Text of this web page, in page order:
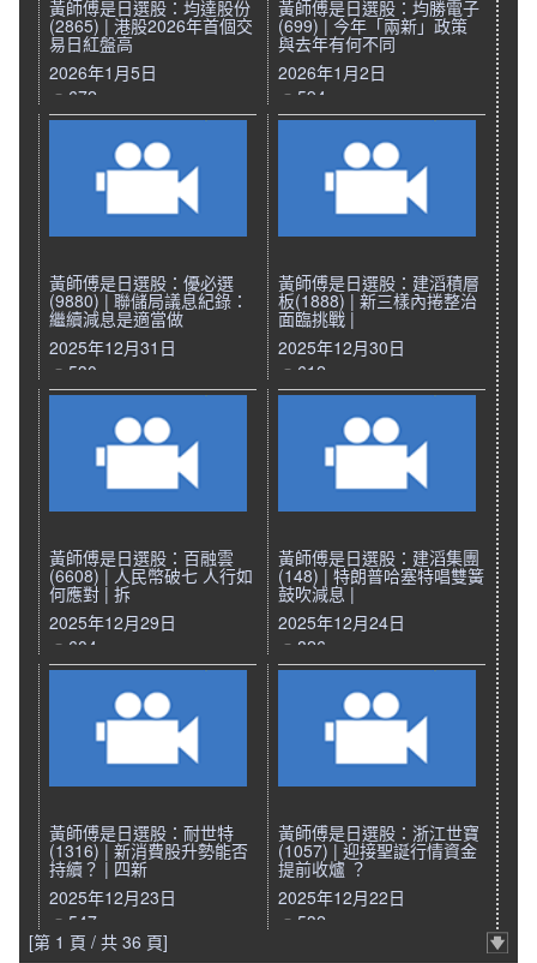
黃師傅是日選股：均達股份
(2865) | 港股2026年首個交
易日紅盤高
2026年1月5日
672
黃師傅是日選股：均勝電子
(699) | 今年「兩新」政策
與去年有何不同
2026年1月2日
594
黃師傅是日選股：優必選
(9880) | 聯儲局議息紀錄：
繼續減息是適當做
2025年12月31日
530
黃師傅是日選股：建滔積層
板(1888) | 新三樣內捲整治
面臨挑戰 |
2025年12月30日
612
黃師傅是日選股：百融雲
(6608) | 人民幣破七 人行如
何應對 | 拆
2025年12月29日
604
黃師傅是日選股：建滔集團
(148) | 特朗普哈塞特唱雙簧
鼓吹減息 |
2025年12月24日
826
黃師傅是日選股：耐世特
(1316) | 新消費股升勢能否
持續？ | 四新
2025年12月23日
547
黃師傅是日選股：浙江世寶
(1057) | 迎接聖誕行情資金
提前收爐 ？
2025年12月22日
532
[第 1 頁 / 共 36 頁]